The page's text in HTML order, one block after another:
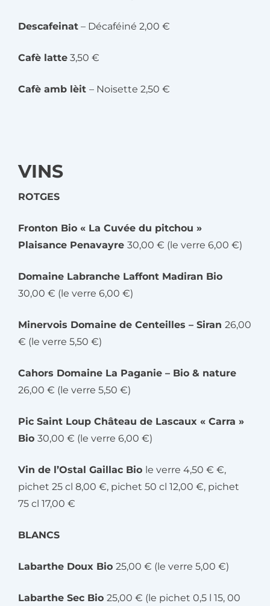
Descafeinat – Décaféiné 2,00 €
Cafè latte 3,50 €
Cafè amb lèit – Noisette 2,50 €
VINS
ROTGES
Fronton Bio « La Cuvée du pitchou »
Plaisance Penavayre 30,00 € (le verre 6,00 €)
Domaine Labranche Laffont Madiran Bio
30,00 € (le verre 6,00 €)
Minervois Domaine de Centeilles – Siran 26,00
€ (le verre 5,50 €)
Cahors Domaine La Paganie – Bio & nature
26,00 € (le verre 5,50 €)
Pic Saint Loup Château de Lascaux « Carra »
Bio 30,00 € (le verre 6,00 €)
Vin de l’Ostal Gaillac Bio le verre 4,50 € €,
pichet 25 cl 8,00 €, pichet 50 cl 12,00 €, pichet
75 cl 17,00 €
BLANCS
Labarthe Doux Bio 25,00 € (le verre 5,00 €)
Labarthe Sec Bio 25,00 € (le pichet 0,5 l 15, 00